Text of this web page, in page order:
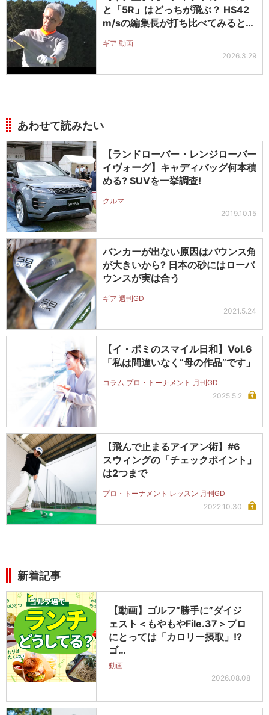
と「5R」はどっちが飛ぶ？ HS42
m/sの編集長が打ち比べてみると…
ギア 動画
2026.3.29
あわせて読みたい
【ランドローバー・レンジローバー
イヴォーグ】キャディバッグ何本積
める? SUVを一挙調査!
クルマ
2019.10.15
バンカーが出ない原因はバウンス角
が大きいから? 日本の砂にはローバ
ウンスが実は合う
ギア 週刊GD
2021.5.24
【イ・ボミのスマイル日和】Vol.6
「私は間違いなく“母の作品”です」
コラム プロ・トーナメント 月刊GD
2025.5.2
【飛んで止まるアイアン術】#6
スウィングの「チェックポイント」
は2つまで
プロ・トーナメント レッスン 月刊GD
2022.10.30
新着記事
【動画】ゴルフ“勝手に”ダイジ
ェスト＜もやもやFile.37＞プロ
にとっては「カロリー摂取」!?
ゴ…
動画
2026.08.08